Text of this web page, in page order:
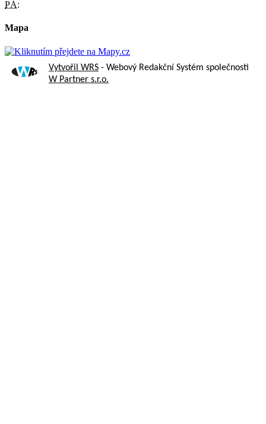
PÁ:
Mapa
Vytvořil WRS - Webový Redakční Systém společnosti
W Partner s.r.o.